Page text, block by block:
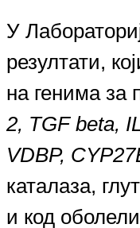
У
резултати,
на генима за
2, TGF beta,
VDBP,
каталаза,
и код